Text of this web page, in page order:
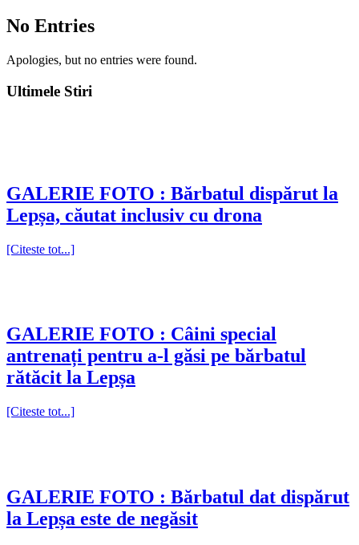
No Entries
Apologies, but no entries were found.
Ultimele Stiri
GALERIE FOTO : Bărbatul dispărut la
Lepșa, căutat inclusiv cu drona
[Citeste tot...]
GALERIE FOTO : Câini special
antrenați pentru a-l găsi pe bărbatul
rătăcit la Lepșa
[Citeste tot...]
GALERIE FOTO : Bărbatul dat dispărut
la Lepșa este de negăsit